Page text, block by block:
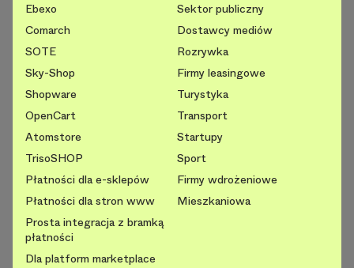
Ebexo
Comarch
SOTE
Sky-Shop
Shopware
OpenCart
Atomstore
TrisoSHOP
Płatności dla e-sklepów
Płatności dla stron www
Prosta integracja z bramką
płatności
Dla platform marketplace
Sektor publiczny
Dostawcy mediów
Rozrywka
Firmy leasingowe
Turystyka
Transport
Startupy
Sport
Firmy wdrożeniowe
Mieszkaniowa